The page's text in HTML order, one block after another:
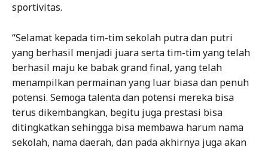
sportivitas.
“Selamat kepada tim-tim sekolah putra dan putri
yang berhasil menjadi juara serta tim-tim yang telah
berhasil maju ke babak grand final, yang telah
menampilkan permainan yang luar biasa dan penuh
potensi. Semoga talenta dan potensi mereka bisa
terus dikembangkan, begitu juga prestasi bisa
ditingkatkan sehingga bisa membawa harum nama
sekolah, nama daerah, dan pada akhirnya juga akan